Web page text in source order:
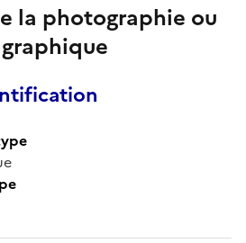
la photographie ou